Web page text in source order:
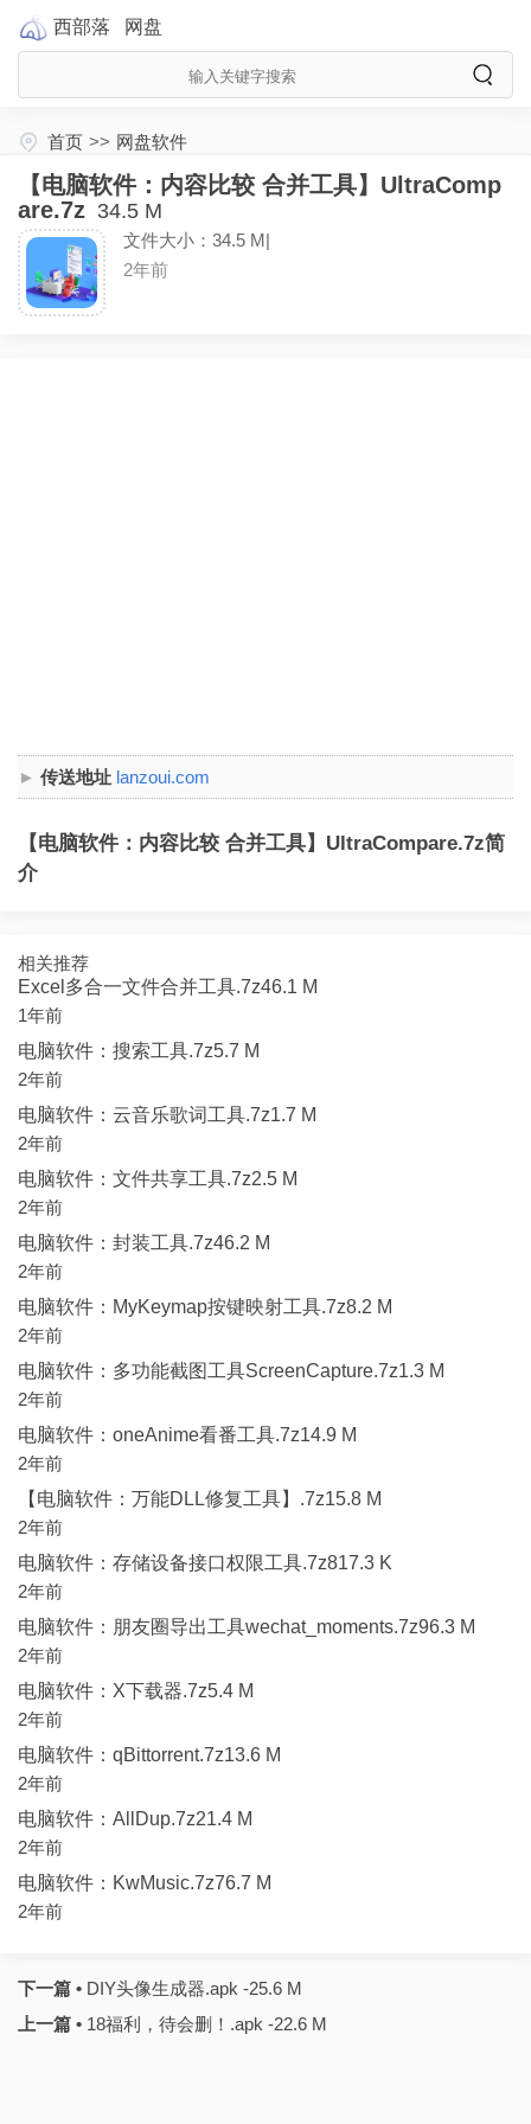
西部落 网盘
首页 >> 网盘软件
【电脑软件：内容比较 合并工具】UltraComp
are.7z 34.5 M
文件大小：34.5 M|
2年前
传送地址 lanzoui.com
【电脑软件：内容比较 合并工具】UltraCompare.7z简
介
相关推荐
Excel多合一文件合并工具.7z46.1 M
1年前
电脑软件：搜索工具.7z5.7 M
2年前
电脑软件：云音乐歌词工具.7z1.7 M
2年前
电脑软件：文件共享工具.7z2.5 M
2年前
电脑软件：封装工具.7z46.2 M
2年前
电脑软件：MyKeymap按键映射工具.7z8.2 M
2年前
电脑软件：多功能截图工具ScreenCapture.7z1.3 M
2年前
电脑软件：oneAnime看番工具.7z14.9 M
2年前
【电脑软件：万能DLL修复工具】.7z15.8 M
2年前
电脑软件：存储设备接口权限工具.7z817.3 K
2年前
电脑软件：朋友圈导出工具wechat_moments.7z96.3 M
2年前
电脑软件：X下载器.7z5.4 M
2年前
电脑软件：qBittorrent.7z13.6 M
2年前
电脑软件：AllDup.7z21.4 M
2年前
电脑软件：KwMusic.7z76.7 M
2年前
下一篇 • DIY头像生成器.apk -25.6 M
上一篇 • 18福利，待会删！.apk -22.6 M